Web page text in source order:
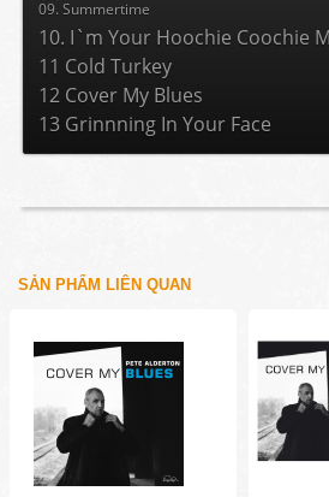
09. Summertime
10. I`m Your Hoochie Coochie
11 Cold Turkey
12 Cover My Blues
13 Grinnning In Your Face
SẢN PHẨM LIÊN QUAN